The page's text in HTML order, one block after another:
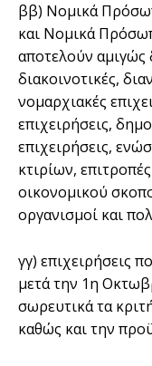
ββ) Νομικά
και Νομικά
αποτελούν αμιγώς
διακοινοτικές,
νομαρχιακές
επιχειρήσεις,
επιχειρήσεις,
κτιρίων,
οικονομικού
οργανισμοί και
γγ) επιχειρήσεις
μετά την 1η
σωρευτικά τα
καθώς και την